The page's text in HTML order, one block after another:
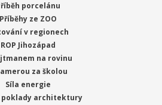
porcelánu
Příběhy ze ZOO
v regionech
ROP Jihozápad
na rovinu
za školou
Síla energie
poklady architektury